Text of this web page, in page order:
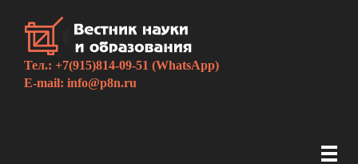
Тел.: +7(915)814-09-51 (WhatsApp)
E-mail: info@p8n.ru